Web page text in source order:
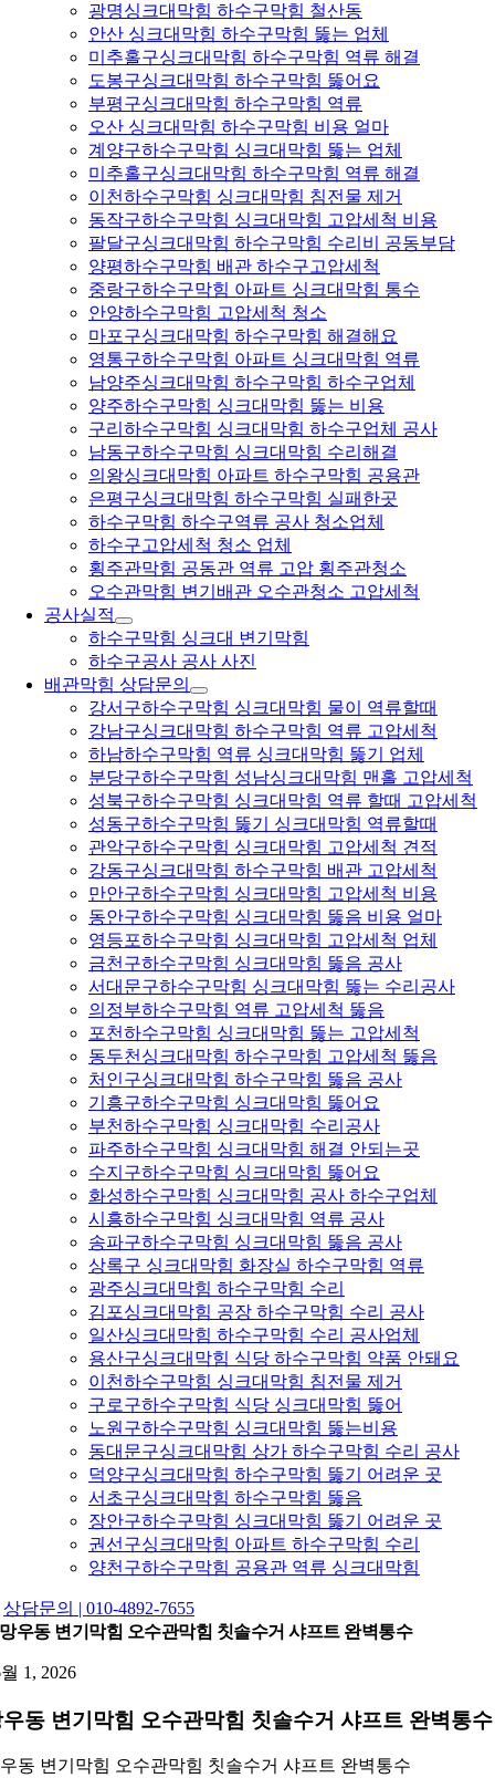
광명싱크대막힘 하수구막힘 철산동
안산 싱크대막힘 하수구막힘 뚫는 업체
미추홀구싱크대막힘 하수구막힘 역류 해결
도봉구싱크대막힘 하수구막힘 뚫어요
부평구싱크대막힘 하수구막힘 역류
오산 싱크대막힘 하수구막힘 비용 얼마
계양구하수구막힘 싱크대막힘 뚫는 업체
미추홀구싱크대막힘 하수구막힘 역류 해결
이천하수구막힘 싱크대막힘 침전물 제거
동작구하수구막힘 싱크대막힘 고압세척 비용
팔달구싱크대막힘 하수구막힘 수리비 공동부담
양평하수구막힘 배관 하수구고압세척
중랑구하수구막힘 아파트 싱크대막힘 통수
안양하수구막힘 고압세척 청소
마포구싱크대막힘 하수구막힘 해결해요
영통구하수구막힘 아파트 싱크대막힘 역류
남양주싱크대막힘 하수구막힘 하수구업체
양주하수구막힘 싱크대막힘 뚫는 비용
구리하수구막힘 싱크대막힘 하수구업체 공사
남동구하수구막힘 싱크대막힘 수리해결
의왕싱크대막힘 아파트 하수구막힘 공용관
은평구싱크대막힘 하수구막힘 실패한곳
하수구막힘 하수구역류 공사 청소업체
하수구고압세척 청소 업체
횡주관막힘 공동관 역류 고압 횡주관청소
오수관막힘 변기배관 오수관청소 고압세척
공사실적
하수구막힘 싱크대 변기막힘
하수구공사 공사 사진
배관막힘 상담문의
강서구하수구막힘 싱크대막힘 물이 역류할때
강남구싱크대막힘 하수구막힘 역류 고압세척
하남하수구막힘 역류 싱크대막힘 뚫기 업체
분당구하수구막힘 성남싱크대막힘 맨홀 고압세척
성북구하수구막힘 싱크대막힘 역류 할때 고압세척
성동구하수구막힘 뚫기 싱크대막힘 역류할때
관악구하수구막힘 싱크대막힘 고압세척 견적
강동구싱크대막힘 하수구막힘 배관 고압세척
만안구하수구막힘 싱크대막힘 고압세척 비용
동안구하수구막힘 싱크대막힘 뚫음 비용 얼마
영등포하수구막힘 싱크대막힘 고압세척 업체
금천구하수구막힘 싱크대막힘 뚫음 공사
서대문구하수구막힘 싱크대막힘 뚫는 수리공사
의정부하수구막힘 역류 고압세척 뚫음
포천하수구막힘 싱크대막힘 뚫는 고압세척
동두천싱크대막힘 하수구막힘 고압세척 뚫음
처인구싱크대막힘 하수구막힘 뚫음 공사
기흥구하수구막힘 싱크대막힘 뚫어요
부천하수구막힘 싱크대막힘 수리공사
파주하수구막힘 싱크대막힘 해결 안되는곳
수지구하수구막힘 싱크대막힘 뚫어요
화성하수구막힘 싱크대막힘 공사 하수구업체
시흥하수구막힘 싱크대막힘 역류 공사
송파구하수구막힘 싱크대막힘 뚫음 공사
상록구 싱크대막힘 화장실 하수구막힘 역류
광주싱크대막힘 하수구막힘 수리
김포싱크대막힘 공장 하수구막힘 수리 공사
일산싱크대막힘 하수구막힘 수리 공사업체
용산구싱크대막힘 식당 하수구막힘 약품 안돼요
이천하수구막힘 싱크대막힘 침전물 제거
구로구하수구막힘 식당 싱크대막힘 뚫어
노원구하수구막힘 싱크대막힘 뚫는비용
동대문구싱크대막힘 상가 하수구막힘 수리 공사
덕양구싱크대막힘 하수구막힘 뚫기 어려운 곳
서초구싱크대막힘 하수구막힘 뚫음
장안구하수구막힘 싱크대막힘 뚫기 어려운 곳
권선구싱크대막힘 아파트 하수구막힘 수리
양천구하수구막힘 공용관 역류 싱크대막힘
상담문의 | 010-4892-7655
망우동 변기막힘 오수관막힘 칫솔수거 샤프트 완벽통수
1, 2026
동 변기막힘 오수관막힘 칫솔수거 샤프트 완벽통수
동 변기막힘 오수관막힘 칫솔수거 샤프트 완벽통수